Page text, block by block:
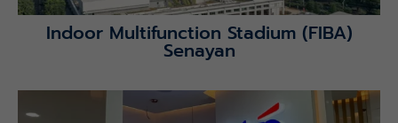
Indoor Multifunction Stadium (FIBA)
Senayan
Lihat Detail Proyek